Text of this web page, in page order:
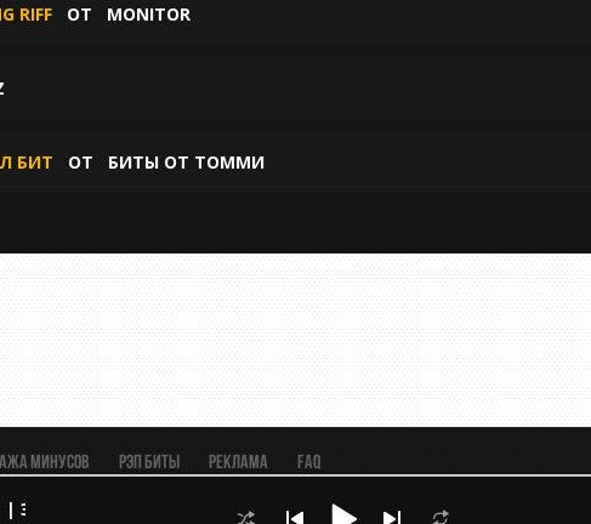
RIFF ОТ MONITOR
БИТ ОТ БИТЫ ОТ ТОММИ
Эпичный
минусов Рэп биты Реклама
FAQ